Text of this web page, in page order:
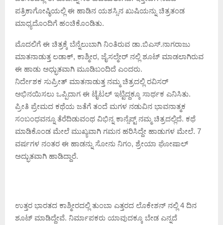
ಪತ್ರಿಕಾಗೋಷ್ಠಿಯಲ್ಲಿ ಈ ಹಾಡಿನ ಯಶಸ್ಸಿನ ಖುಷಿಯನ್ನು ಚಿತ್ರತಂಡ
ಮಾಧ್ಯದೊಂದಿಗೆ ಹಂಚಿಕೊಂಡಿತು.
ಮೊದಲಿಗೆ ಈ ಚಿತ್ರಕ್ಕೆ ಬೆನ್ನೆಲುಬಾಗಿ ನಿಂತಿರುವ ಡಾ.ಬಿಎಸ್.ನಾಗರಾಜು
ಮಾತನಾಡುತ್ತ ಲಡಾಕ್, ಕಾಶ್ಮೀರ, ಜೈಸಲ್ಮೇರ್ ನಲ್ಲಿ ಶೂಟ್ ಮಾಡಲಾಗಿರುವ
ಈ ಹಾಡು ಅಧ್ಭುತವಾಗಿ ಮೂಡಿಬಂದಿದೆ ಎಂದರು.
ನಿರ್ದೇಶಕ ಸುಪ್ರೀತ್ ಮಾತನಾಡುತ್ತ ನಮ್ಮ ಚಿತ್ರದಲ್ಲಿ ರವಿಸರ್
ಅಭಿನಯಿಸಲು ಒಪ್ಪಿದಾಗ ಈ ಟೈಟಲ್ ಇಟ್ಟಿದ್ದಕ್ಕೂ ಸಾರ್ಥಕ ಎನಿಸಿತು.
ಪ್ರೀತಿ ಪ್ರೇಮದ ಕಥೆಯ ಜತೆಗೆ ತಂದೆ ಮಗಳ ನಡುವಿನ ಭಾವನಾತ್ಮಕ
ಸಂಬಂಧವನ್ನೂ ತೆರೆದಿಡುವಂಥ ವಿಭಿನ್ನ ಕಾನ್ಸೆಪ್ಟ್ ನಮ್ಮ ಚಿತ್ರದಲ್ಲಿದೆ. ಕಥೆ
ಮಾಡಿಕೊಂಡ ಮೇಲೆ ಮುಖ್ಯವಾಗಿ ಗಮನ ಹರಿಸಿದ್ದೇ ಹಾಡುಗಳ‌ ಮೇಲೆ. 7
ವರ್ಷಗಳ ನಂತರ ಈ ಹಾಡನ್ನು ಸೋನು ನಿಗಂ, ಶ್ರೇಯಾ ಘೋಷಾಲ್
ಅದ್ಭುತವಾಗಿ ಹಾಡಿದ್ದಾರೆ.
ಉತ್ತರ ಭಾರತದ ಕಾಶ್ಮೀರದಲ್ಲಿ ತುಂಬಾ ಎತ್ತರದ ಲೊಕೇಶನ್ ನಲ್ಲಿ 4 ದಿನ
ಶೂಟ್ ಮಾಡಿದ್ದೇವೆ. ನಿರ್ಮಾಪಕರು ಯಾವುದಕ್ಕೂ ಬೇಡ ಎನ್ನದೆ